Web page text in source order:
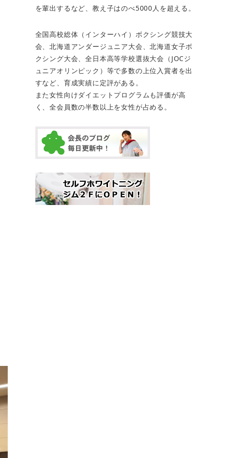
を輩出するなど、教え子はのべ5000人を超える。
全国高校総体（インターハイ）ボクシング競技大
会、北海道アンダージュニア大会、北海道女子ボ
クシング大会、全日本高等学校選抜大会（JOCジ
ュニアオリンピック）等で多数の上位入賞者を出
すなど、育成実績に定評がある。
また女性向けダイエットプログラムも評価が高
く、全会員数の半数以上を女性が占める。